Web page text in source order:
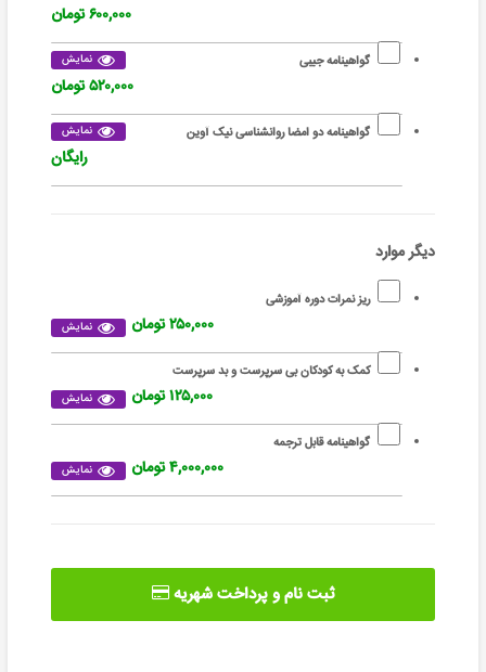
۶۰۰,۰۰۰ تومان
گواهینامه جیبی نمایش
۵۲۰,۰۰۰ تومان
گواهینامه دو امضا روانشناسی نیک آوین نمایش
رایگان
دیگر موارد
ریز نمرات دوره آموزشی
نمایش ۲۵۰,۰۰۰ تومان
کمک به کودکان بی سرپرست و بد سرپرست
نمایش ۱۲۵,۰۰۰ تومان
گواهینامه قابل ترجمه
نمایش ۴,۰۰۰,۰۰۰ تومان
ثبت نام و پرداخت شهریه